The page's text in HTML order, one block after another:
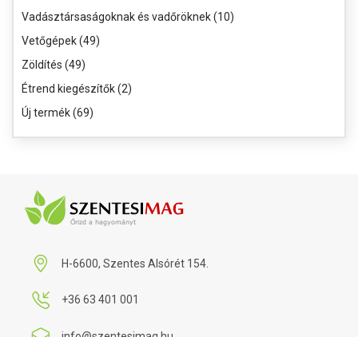
Vadásztársaságoknak és vadőröknek (10)
Vetőgépek (49)
Zöldítés (49)
Étrend kiegészítők (2)
Új termék (69)
H-6600, Szentes Alsórét 154.
+36 63 401 001